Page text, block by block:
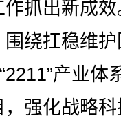
抓出新成
绕扛稳维
产业体
强化战略